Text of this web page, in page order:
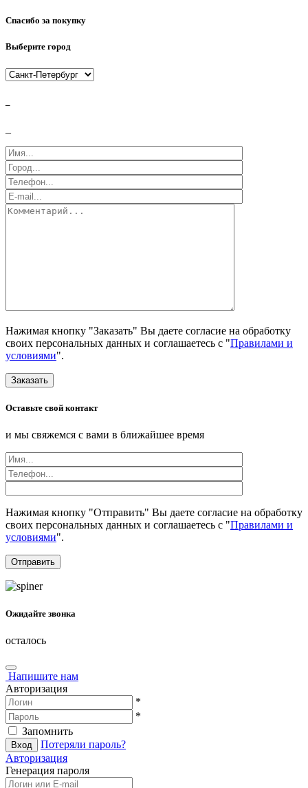
Спасибо за покупку
Выберите город
Нажимая кнопку "Заказать" Вы даете согласие на обработку
своих персональных данных и соглашаетесь с "Правилами и
условиями".
Заказать
Оставьте свой контакт
и мы свяжемся с вами в ближайшее время
Нажимая кнопку "Отправить" Вы даете согласие на обработку
своих персональных данных и соглашаетесь с "Правилами и
условиями".
Ожидайте звонка
осталось
Напишите нам
Авторизация
*
*
Запомнить
Потеряли пароль?
Авторизация
Генерация пароля